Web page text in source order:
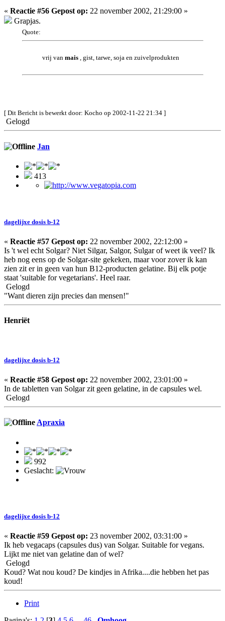
« Reactie #56 Gepost op: 22 november 2002, 21:29:00 »
Grapjas.
Quote:
vrij van mais, gist, tarwe, soja en zuivelprodukten
[ Dit Bericht is bewerkt door: Kocho op 2002-11-22 21:34 ]
Gelogd
Jan
413
dagelijxe dosis b-12
« Reactie #57 Gepost op: 22 november 2002, 22:12:00 »
Is 't wel echt Solgar? Niet Silgar, Salgor, Sulgar of weet ik veel? Ik
heb nog eens op de Solgar-site gekeken, maar voor zover ik kan
zien zit er in geen van hun B12-producten gelatine. Bij elk potje
staat 'suitable for vegetarians'. Heel raar.
Gelogd
"Want dieren zijn precies dan mensen!"
Henriët
dagelijxe dosis b-12
« Reactie #58 Gepost op: 22 november 2002, 23:01:00 »
In de tabletten van Solgar zit geen gelatine, in de capsules wel.
Gelogd
Apraxia
992
Geslacht:
dagelijxe dosis b-12
« Reactie #59 Gepost op: 23 november 2002, 03:31:00 »
Ik heb vegacaps (capsules dus) van Solgar. Suitable for vegans.
Lijkt me niet van gelatine dan of wel?
Gelogd
Koud? Wat nou koud? De kindjes in Afrika....die hebben het pas
koud!
Print